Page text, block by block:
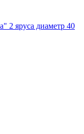
2 яруса диаметр 40